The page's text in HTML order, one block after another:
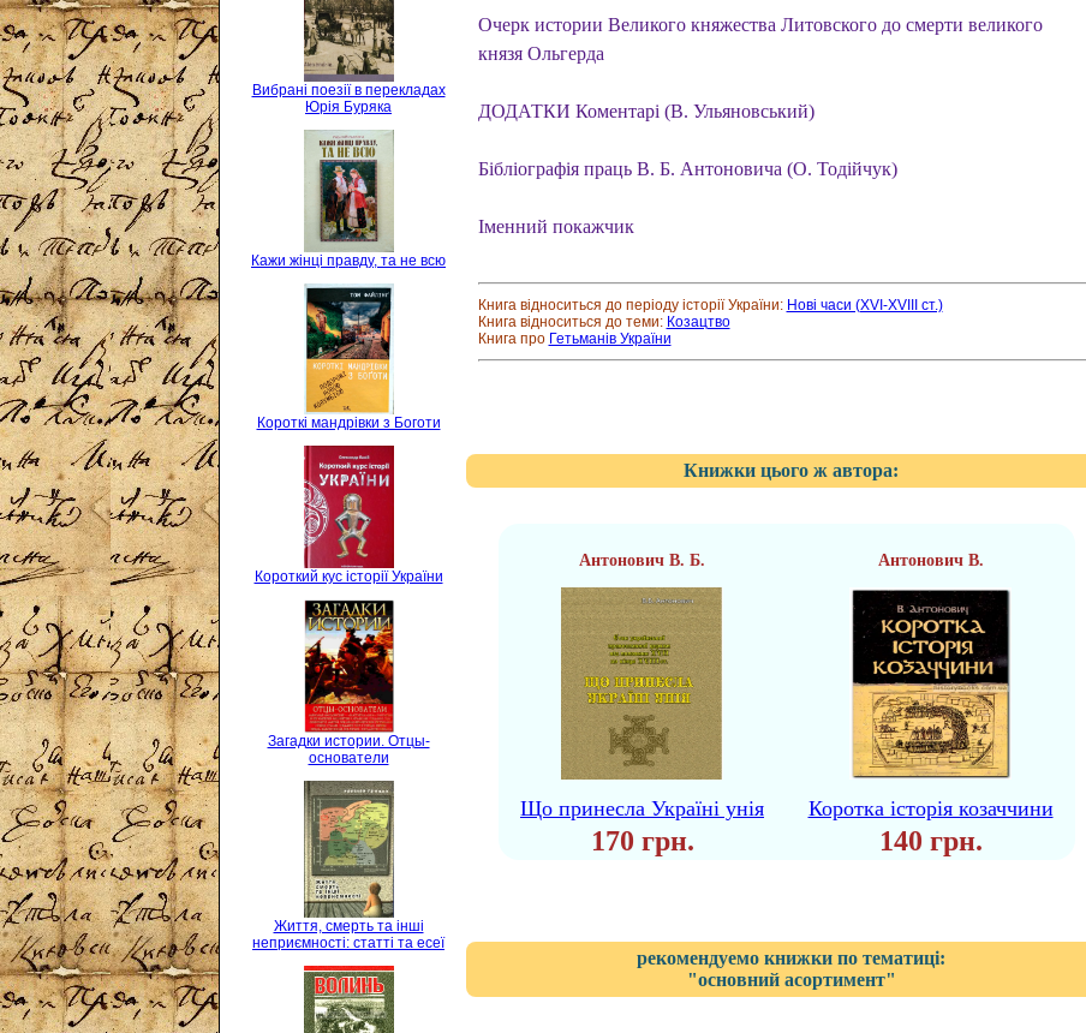
Вибрані поезії в перекладах
Юрія Буряка
Кажи жінці правду, та не всю
Короткі мандрівки з Боготи
Короткий кус історії України
Загадки истории. Отцы-
основатели
Життя, смерть та інші
неприємності: статті та есеї
Очерк истории Великого княжества Литовского до смерти великого
князя Ольгерда
ДОДАТКИ Коментарі (В. Ульяновський)
Бібліографія праць В. Б. Антоновича (О. Тодійчук)
Іменний покажчик
Книга відноситься до періоду історії України: Нові часи (XVI-XVIII ст.)
Книга відноситься до теми: Козацтво
Книга про Гетьманів України
Книжки цього ж автора:
Антонович В. Б. Антонович В.
Що принесла Україні унія Коротка історія козаччини
170 грн. 140 грн.
рекомендуемо книжки по тематиці:
"основний асортимент"